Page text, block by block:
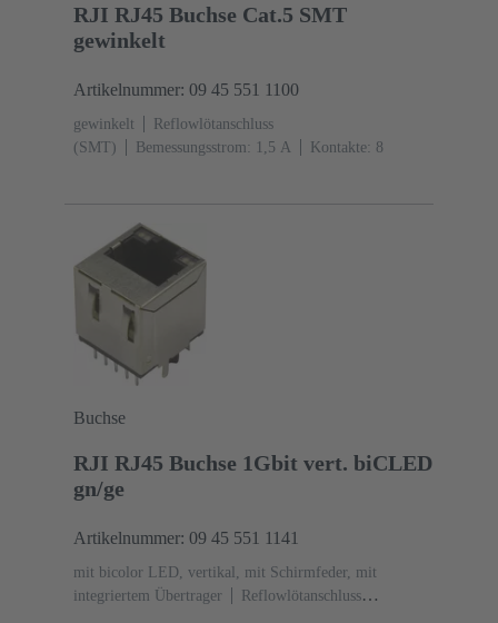
RJI RJ45 Buchse Cat.5 SMT
gewinkelt
Artikelnummer: 09 45 551 1100
gewinkelt
Reflowlötanschluss
(SMT)
Bemessungsstrom: ‌1,5 A Kontakte: 8
Buchse
RJI RJ45 Buchse 1Gbit vert. biCLED
gn/ge
Artikelnummer: 09 45 551 1141
mit bicolor LED, vertikal, mit Schirmfeder, mit
integriertem Übertrager
Reflowlötanschluss